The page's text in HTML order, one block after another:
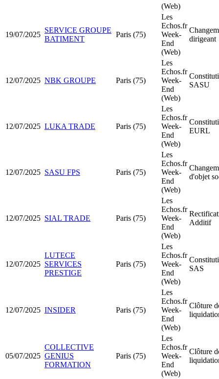
(Web)
19/07/2025
SERVICE GROUPE
BATIMENT
Paris (75)
Les
Echos.fr
Week-
End
(Web)
dirigeant
12/07/2025 NBK GROUPE Paris (75)
Les
Echos.fr
Week-
End
(Web)
SASU
12/07/2025 LUKA TRADE Paris (75)
Les
Echos.fr
Week-
End
(Web)
EURL
12/07/2025 SASU FPS Paris (75)
Les
Echos.fr
Week-
End
(Web)
d'objet
12/07/2025 SIAL TRADE Paris (75)
Les
Echos.fr
Week-
End
(Web)
Additif
12/07/2025
LUTECE
SERVICES
PRESTIGE
Paris (75)
Les
Echos.fr
Week-
End
(Web)
SAS
12/07/2025 INSIDER Paris (75)
Les
Echos.fr
Week-
End
(Web)
Clôture
05/07/2025
COLLECTIVE
GENIUS
FORMATION
Paris (75)
Les
Echos.fr
Week-
End
(Web)
Clôture